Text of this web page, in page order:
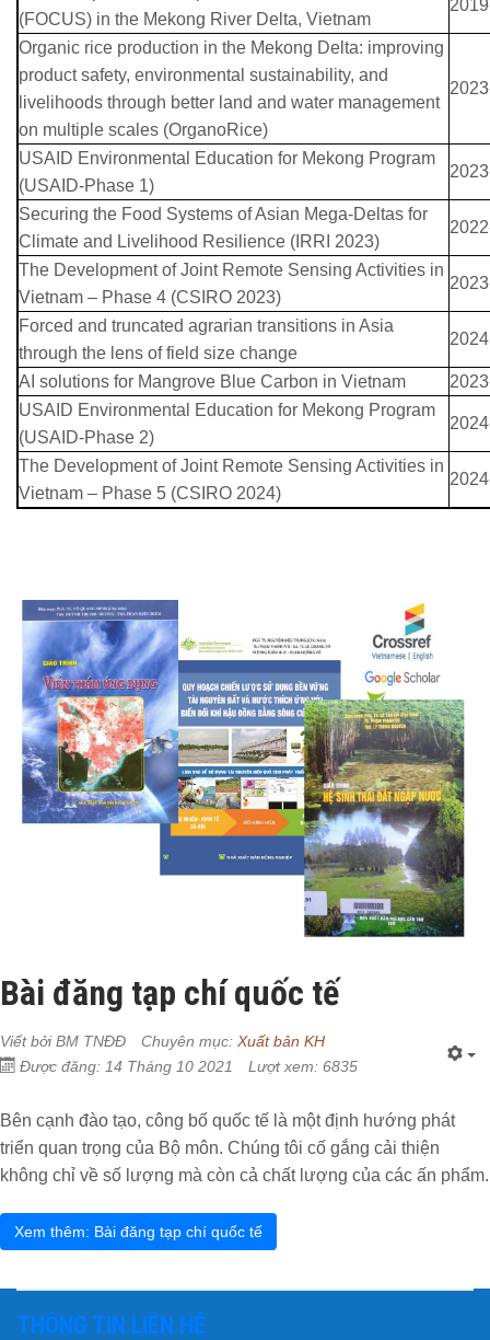
(FOCUS) in the Mekong River Delta, Vietnam
Organic rice production in the Mekong Delta: improving
product safety, environmental sustainability, and
livelihoods through better land and water management
on multiple scales (OrganoRice)
USAID Environmental Education for Mekong Program
(USAID-Phase 1)
Securing the Food Systems of Asian Mega-Deltas for
Climate and Livelihood Resilience (IRRI 2023)
The Development of Joint Remote Sensing Activities in
Vietnam – Phase 4 (CSIRO 2023)
Forced and truncated agrarian transitions in Asia
through the lens of field size change
2024
AI solutions for Mangrove Blue Carbon in Vietnam
USAID Environmental Education for Mekong Program
(USAID-Phase 2)
The Development of Joint Remote Sensing Activities in
Vietnam – Phase 5 (CSIRO 2024)
Bài đăng tạp chí quốc tế
Viết bởiBM TNĐĐ Chuyên mục: Xuất bản KH
Được đăng: 14 Tháng 10 2021
Lượt xem: 6835
Bên cạnh đào tạo, công bố quốc tế là một định hướng phát
triển quan trọng của Bộ môn. Chúng tôi cố gắng cải thiện
không chỉ về số lượng mà còn cả chất lượng của các ấn phẩm.
Xem thêm: Bài đăng tạp chí quốc tế
THÔNG TIN LIÊN HỆ